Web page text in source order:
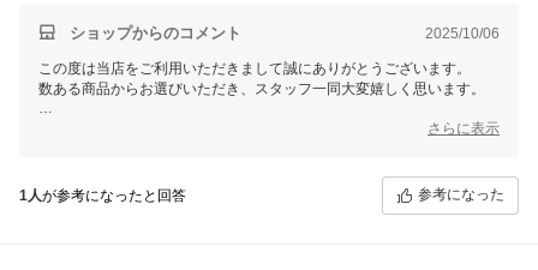
ショップからのコメント 2025/10/06
この度は当店をご利用いただきまして誠にありがとうございます。
数ある商品からお選びいただき、スタッフ一同大変嬉しく思います。
これからもお客様にご満足いただける商品をご提供できるようさらに表示
1人が参考になったと回答 参考になった